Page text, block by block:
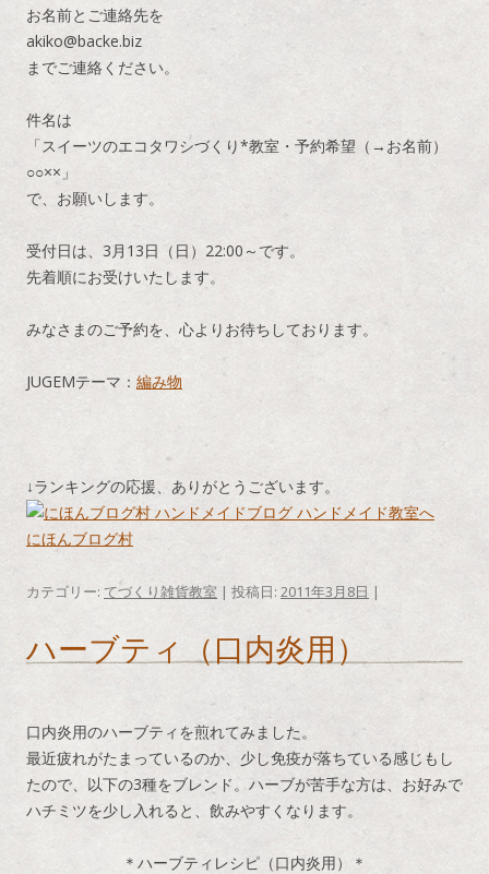
お名前とご連絡先を
akiko@backe.biz
までご連絡ください。
件名は
「スイーツのエコタワシづくり*教室・予約希望（→お名前）
○○××」
で、お願いします。
受付日は、3月13日（日）22:00～です。
先着順にお受けいたします。
みなさまのご予約を、心よりお待ちしております。
JUGEMテーマ： 編み物
↓ランキングの応援、ありがとうございます。
にほんブログ村
カテゴリー: てづくり雑貨教室 | 投稿日: 2011年3月8日 |
ハーブティ（口内炎用）
口内炎用のハーブティを煎れてみました。
最近疲れがたまっているのか、少し免疫が落ちている感じもし
たので、以下の3種をブレンド。ハーブが苦手な方は、お好みで
ハチミツを少し入れると、飲みやすくなります。
＊ハーブティレシピ（口内炎用）＊